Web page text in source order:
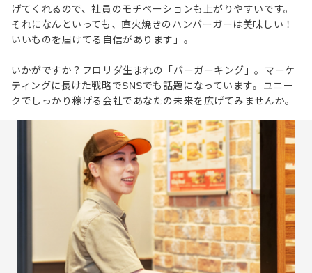
げてくれるので、社員のモチベーションも上がりやすいです。
それになんといっても、直火焼きのハンバーガーは美味しい！
いいものを届けてる自信があります」。
いかがですか？フロリダ生まれの「バーガーキング」。マーケ
ティングに長けた戦略でSNSでも話題になっています。ユニー
クでしっかり稼げる会社であなたの未来を広げてみませんか。